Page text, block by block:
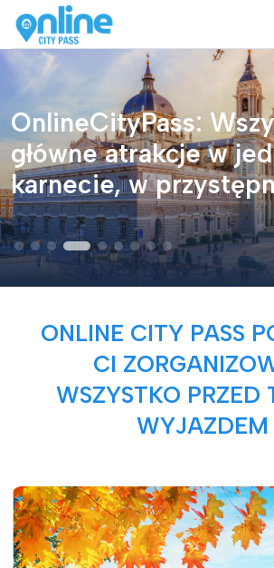
OnlineCityPass:
główne atrakcje w
karnecie, w
ONLINE CITY PASS
CI
WSZYSTKO PRZED
WYJAZDEM